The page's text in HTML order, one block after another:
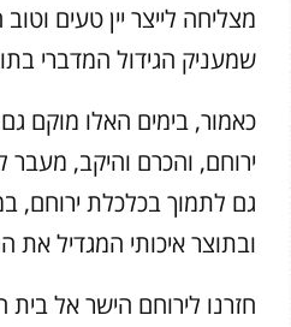
מצליחה לייצר יין טעים
שמעניק הגידול המדברי
כאמור, בימים האלו מוקם
ירוחם, והכרם והיקב,
גם לתמוך בכלכלת ירוחם,
ובתוצר איכותי המגדיל את
חזרנו לירוחם הישר אל